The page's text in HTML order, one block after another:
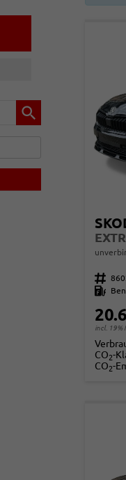
Fahrzeugnr.
Kraftstoff
incl. 19%
CO2-
CO2-